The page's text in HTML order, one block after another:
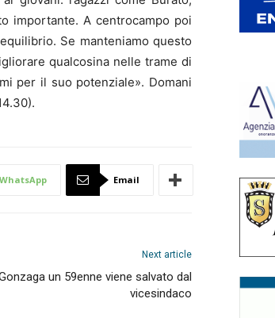
importante. A centrocampo poi
Se manteniamo questo
qualcosina nelle trame di
per il suo potenziale». Domani
WhatsApp Email
Next article
un 59enne viene salvato dal
vicesindaco